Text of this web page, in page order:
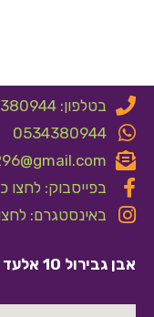
בטלפון: 0534380944 (מענה בשעות הבוקר בלבד)
0534380944
בפייסבוק: לחצו
באינסטגרם:
אבן גבירול 10 אלעד